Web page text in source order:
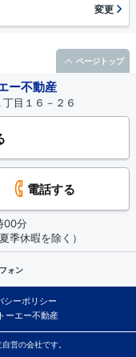
変更
ー不動産
丁目１６－２６
電話する
00分
季休暇を除く）
ォン
シーポリシー
ーエー不動産
営の会社です。
ページトップ